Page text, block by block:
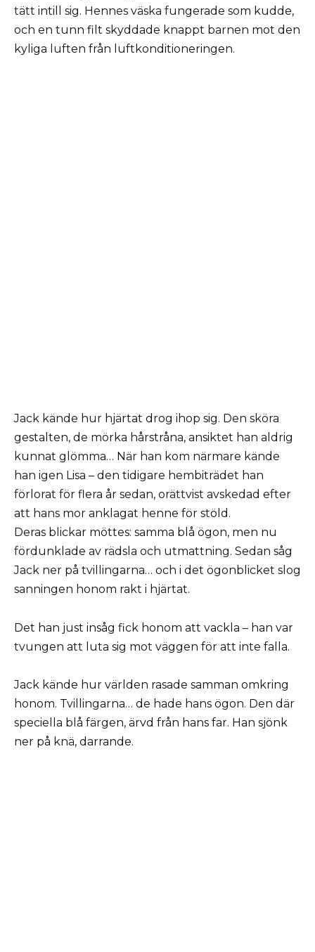
tätt intill sig. Hennes väska fungerade som kudde,
och en tunn filt skyddade knappt barnen mot den
kyliga luften från luftkonditioneringen.
Jack kände hur hjärtat drog ihop sig. Den sköra
gestalten, de mörka hårstråna, ansiktet han aldrig
kunnat glömma… När han kom närmare kände
han igen Lisa – den tidigare hembiträdet han
förlorat för flera år sedan, orättvist avskedad efter
att hans mor anklagat henne för stöld.
Deras blickar möttes: samma blå ögon, men nu
fördunklade av rädsla och utmattning. Sedan såg
Jack ner på tvillingarna… och i det ögonblicket slog
sanningen honom rakt i hjärtat.
Det han just insåg fick honom att vackla – han var
tvungen att luta sig mot väggen för att inte falla.
Jack kände hur världen rasade samman omkring
honom. Tvillingarna… de hade hans ögon. Den där
speciella blå färgen, ärvd från hans far. Han sjönk
ner på knä, darrande.